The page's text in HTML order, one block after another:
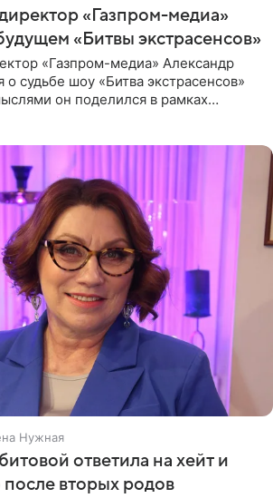
«Газпром-медиа»
«Битвы экстрасенсов»
«Газпром-медиа» Александр
судьбе шоу «Битва экстрасенсов»
он поделился в рамках
Нужная
ответила на хейт и
после вторых родов